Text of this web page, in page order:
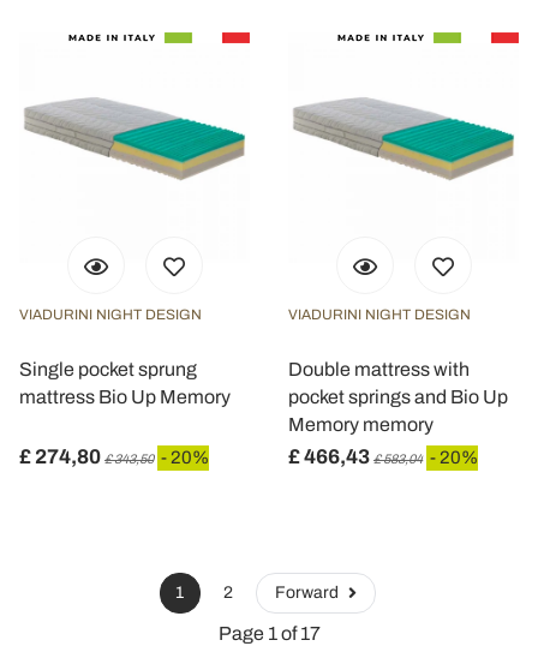
VIADURINI NIGHT DESIGN
Single pocket sprung
mattress Bio Up Memory
£ 274,80 £ 343,50 - 20%
VIADURINI NIGHT DESIGN
Double mattress with
pocket springs and Bio Up
Memory memory
£ 466,43 £ 583,04 - 20%
1 2 Forward
Page 1 of 17